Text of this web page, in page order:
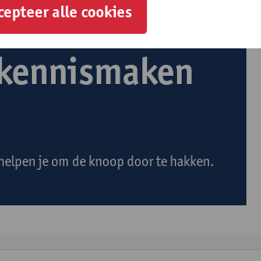
je om de knoop door te hakken.
alle cookies